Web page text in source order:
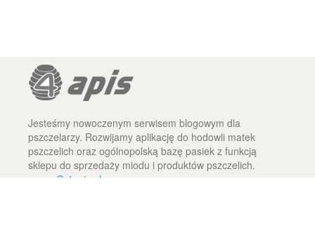
Jesteśmy nowoczenym serwisem blogowym dla
pszczelarzy. Rozwijamy aplikację do hodowli matek
pszczelich oraz ogólnopolską bazę pasiek z funkcją
sklepu do sprzedaży miodu i produktów pszczelich.
O 4apis.pl